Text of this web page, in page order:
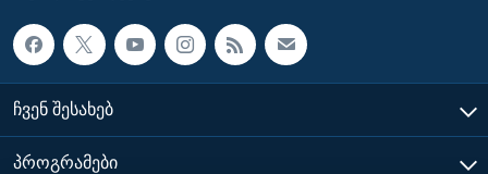
ᲩᲕᲔᲜ ᲨᲔᲡᲐᲮᲔᲑ
ᲞᲠᲝᲒᲠᲐᲛᲔᲑᲘ